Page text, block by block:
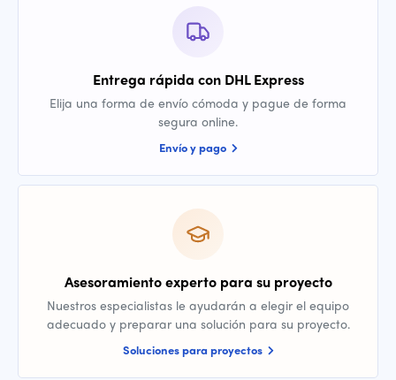
Entrega rápida con DHL Express
Elija una forma de envío cómoda y pague de forma
segura online.
Envío y pago
Asesoramiento experto para su proyecto
Nuestros especialistas le ayudarán a elegir el equipo
adecuado y preparar una solución para su proyecto.
Soluciones para proyectos